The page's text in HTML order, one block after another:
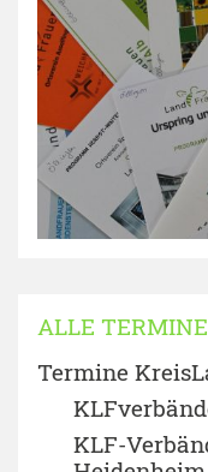
ALLE TERMINE
Termine
KLF-